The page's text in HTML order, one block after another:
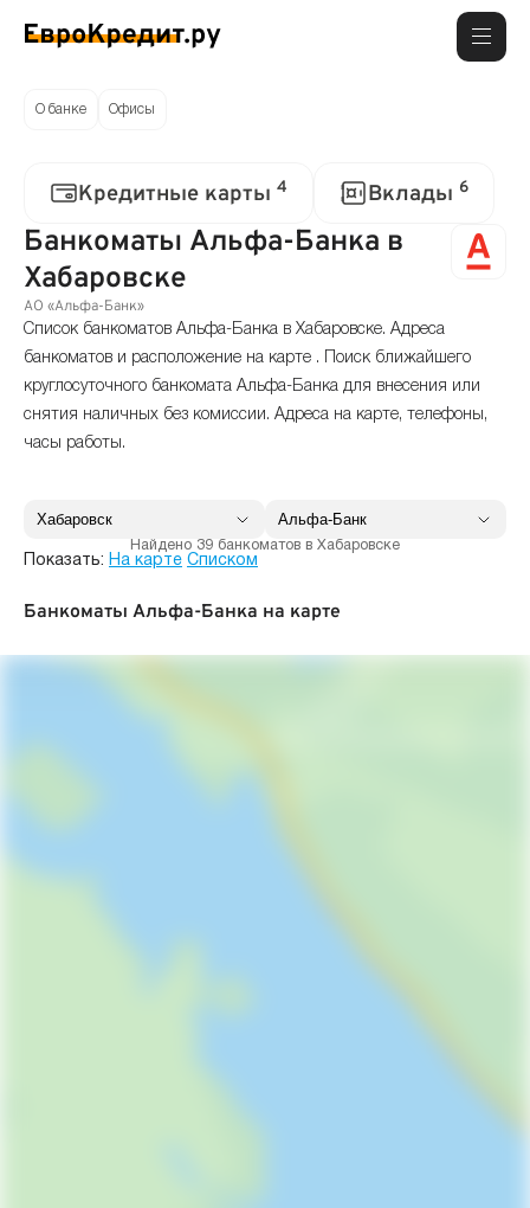
О банке Офисы
Кредитные карты 4 Вклады 6
Банкоматы Альфа-Банка в
Хабаровске
АО «Альфа-Банк»
Список банкоматов Альфа-Банка в Хабаровске. Адреса
банкоматов и расположение на карте . Поиск ближайшего
круглосуточного банкомата Альфа-Банка для внесения или
снятия наличных без комиссии. Адреса на карте, телефоны,
часы работы.
Найдено 39 банкоматов в Хабаровске
Показать: На карте Списком
Банкоматы Альфа-Банка на карте